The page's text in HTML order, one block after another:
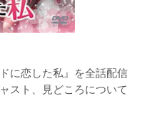
に恋した私』を全話配信
スト、見どころについて